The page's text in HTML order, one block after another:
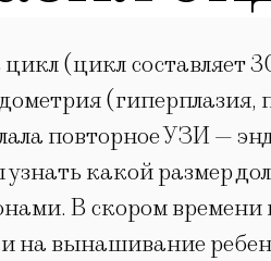
(цикл составляет
повторное УЗИ —
какой размер
В скором
и на вынашивание